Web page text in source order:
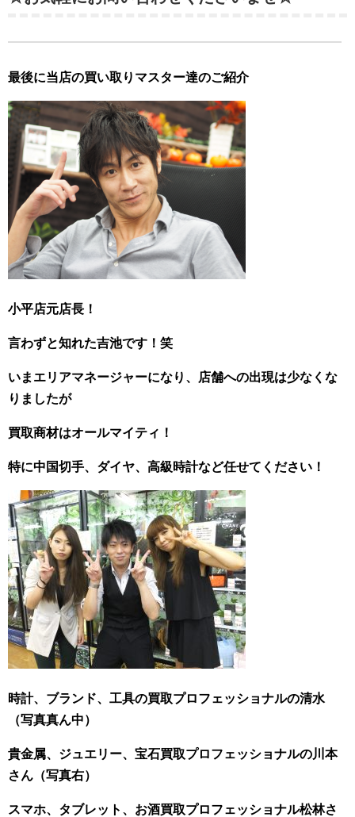
最後に当店の買い取りマスター達のご紹介
小平店元店長！
言わずと知れた吉池です！笑
いまエリアマネージャーになり、店舗への出現は少なくな
りましたが
買取商材はオールマイティ！
特に中国切手、ダイヤ、高級時計など任せてください！
時計、ブランド、工具の買取プロフェッショナルの清水
（写真真ん中）
貴金属、ジュエリー、宝石買取プロフェッショナルの川本
さん（写真右）
スマホ、タブレット、お酒買取プロフェッショナル松林さ